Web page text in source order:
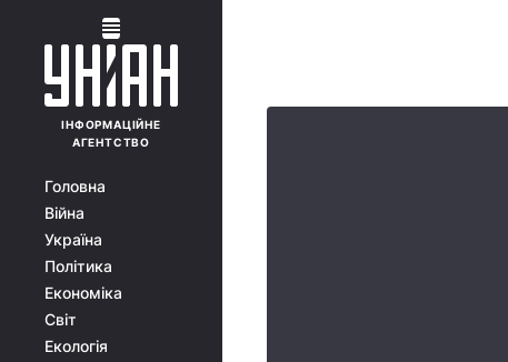
ІНФОРМАЦІЙНЕ
АГЕНТСТВО
Головна
Війна
Україна
Політика
Економіка
Світ
Екологія